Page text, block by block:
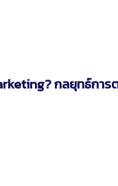
กลยุทธ์กา